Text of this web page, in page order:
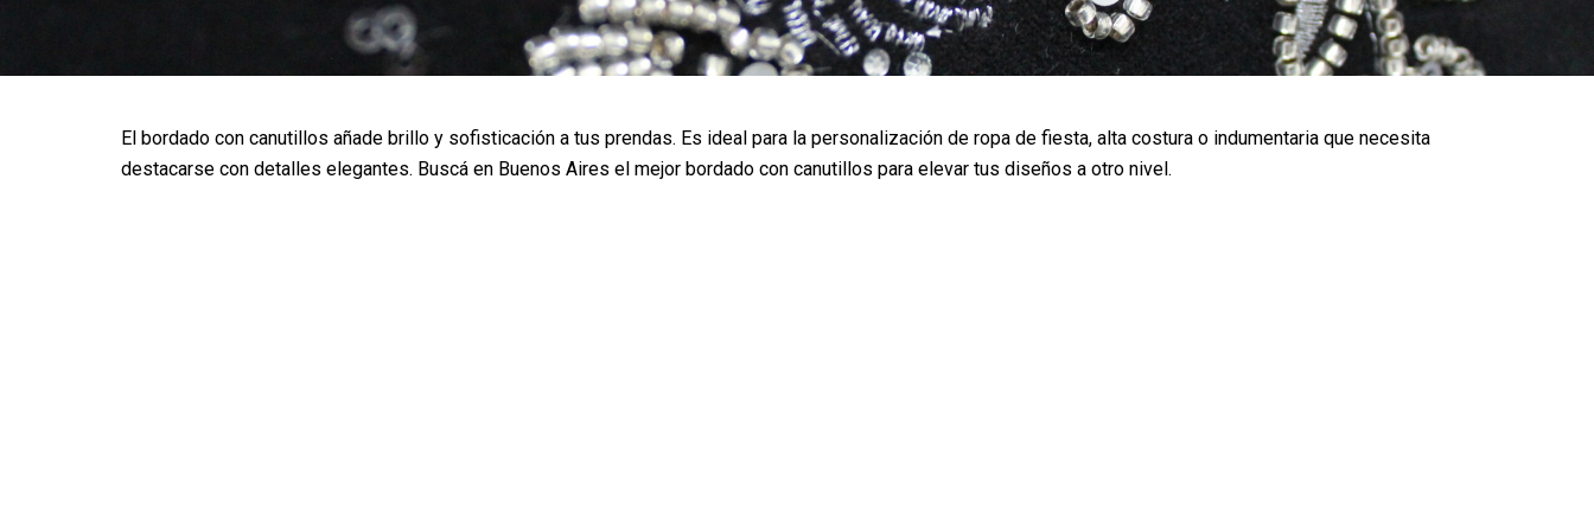
El bordado con canutillos añade brillo y sofisticación a tus prendas. Es ideal para la personalización de ropa de fiesta, alta costura o indumentaria que necesita
destacarse con detalles elegantes. Buscá en Buenos Aires el mejor bordado con canutillos para elevar tus diseños a otro nivel.